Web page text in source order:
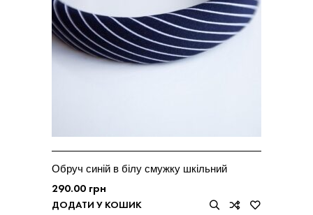
Обруч синій в білу смужку шкільний
290.00 грн
ДОДАТИ У КОШИК